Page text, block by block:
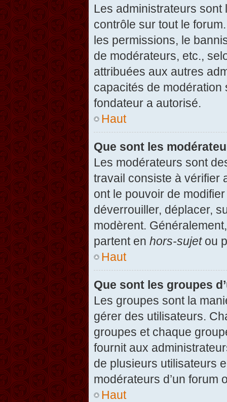
Les administrateurs
contrôle sur tout le
les permissions, le
de modérateurs, etc.,
attribuées aux autres
capacités de modération
fondateur a autorisé.
Haut
Que sont les
Les modérateurs sont
travail consiste à vérifier
ont le pouvoir de
déverrouiller, déplacer,
modèrent.
partent en hors-sujetou
Haut
Que sont les groupes
Les groupes sont la
gérer des utilisateurs.
groupes et chaque
fournit aux
de plusieurs utilisateurs
modérateurs d’un forum
Haut